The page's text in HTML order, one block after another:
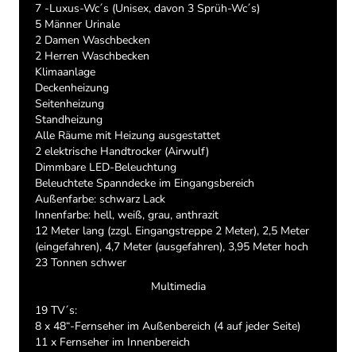
7 -Luxus-Wc´s (Unisex, davon 3 Sprüh-Wc´s)
5 Männer Urinale
2 Damen Waschbecken
2 Herren Waschbecken
Klimaanlage
Deckenheizung
Seitenheizung
Standheizung
Alle Räume mit Heizung ausgestattet
2 elektrische Handtrocker (Airwulf)
Dimmbare LED-Beleuchtung
Beleuchtete Spanndecke im Eingangsbereich
Außenfarbe: schwarz Lack
Innenfarbe: hell, weiß, grau, anthrazit
12 Meter lang (zzgl. Eingangstreppe 2 Meter), 2,5 Meter
(eingefahren), 4,7 Meter (ausgefahren), 3,95 Meter hoch
23 Tonnen schwer
Multimedia
19 TV´s:
8 x 48“-Fernseher im Außenbereich (4 auf jeder Seite)
11 x Fernseher im Innenbereich